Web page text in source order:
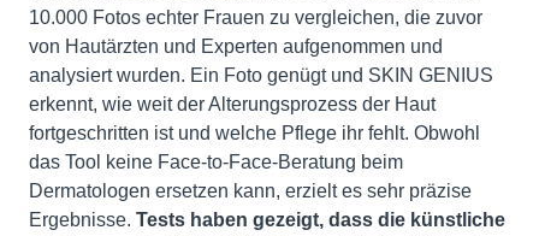
10.000 Fotos echter Frauen zu vergleichen, die zuvor
von Hautärzten und Experten aufgenommen und
analysiert wurden. Ein Foto genügt und SKIN GENIUS
erkennt, wie weit der Alterungsprozess der Haut
fortgeschritten ist und welche Pflege ihr fehlt. Obwohl
das Tool keine Face-to-Face-Beratung beim
Dermatologen ersetzen kann, erzielt es sehr präzise
Ergebnisse. Tests haben gezeigt, dass die künstliche